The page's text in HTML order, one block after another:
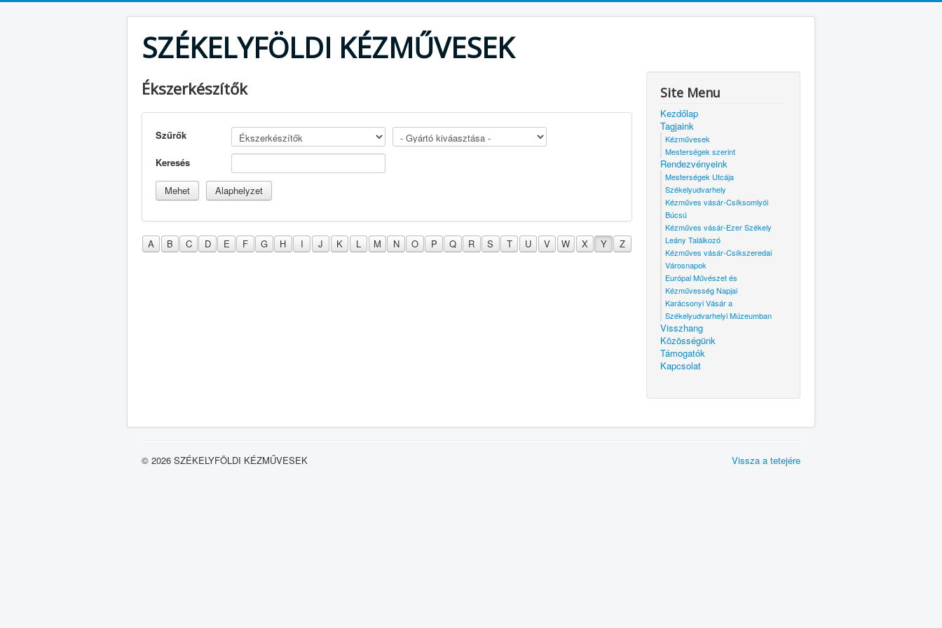
SZÉKELYFÖLDI KÉZMŰVESEK
Ékszerkészítők
Szűrők
Keresés
A B C D E F G H I J K L M N O P Q R S T U V W X Y Z
Site Menu
Kezdőlap
Tagjaink
Kézművesek
Mesterségek szerint
Rendezvényeink
Mesterségek Utcája
Székelyudvarhely
Kézműves vásár-Csíksomlyói
Búcsú
Kézműves vásár-Ezer Székely
Leány Találkozó
Kézműves vásár-Csíkszeredai
Városnapok
Európai Művészet és
Kézművesség Napjai
Karácsonyi Vásár a
Székelyudvarhelyi Múzeumban
Visszhang
Közösségünk
Támogatók
Kapcsolat
Vissza a tetejére
© 2026 SZÉKELYFÖLDI KÉZMŰVESEK